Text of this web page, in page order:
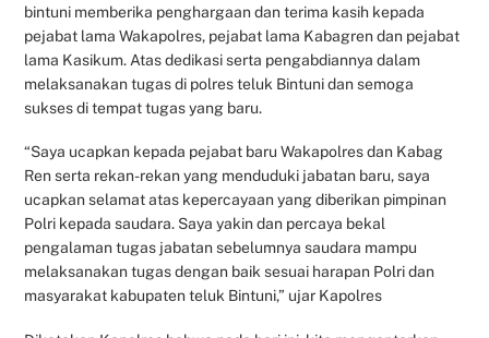
bintuni memberika penghargaan dan terima kasih kepada
pejabat lama Wakapolres, pejabat lama Kabagren dan pejabat
lama Kasikum. Atas dedikasi serta pengabdiannya dalam
melaksanakan tugas di polres teluk Bintuni dan semoga
sukses di tempat tugas yang baru.
“Saya ucapkan kepada pejabat baru Wakapolres dan Kabag
Ren serta rekan-rekan yang menduduki jabatan baru, saya
ucapkan selamat atas kepercayaan yang diberikan pimpinan
Polri kepada saudara. Saya yakin dan percaya bekal
pengalaman tugas jabatan sebelumnya saudara mampu
melaksanakan tugas dengan baik sesuai harapan Polri dan
masyarakat kabupaten teluk Bintuni,” ujar Kapolres